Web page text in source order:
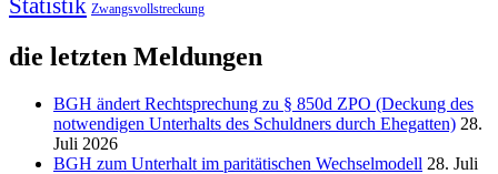
Statistik Zwangsvollstreckung
die letzten Meldungen
BGH ändert Rechtsprechung zu § 850d ZPO (Deckung des
notwendigen Unterhalts des Schuldners durch Ehegatten) 28.
Juli 2026
BGH zum Unterhalt im paritätischen Wechselmodell 28. Juli